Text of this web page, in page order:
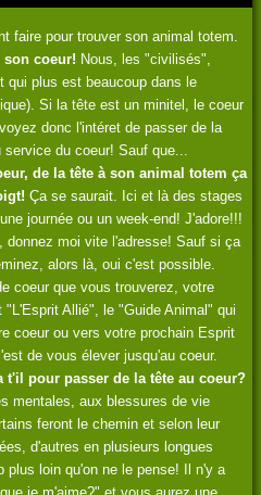
faire pour trouver son animal totem.
son coeur! Nous, les "civilisés",
qui plus est beaucoup dans le
Si la tête est un minitel, le coeur
donc l'intéret de passer de la
du coeur! Sauf que...
de la tête à son animal totem ça
Ça se saurait. Ici et là des stages
journée ou un week-end! J'adore!!!
donnez moi vite l'adresse! Sauf si ça
alors là, oui c'est possible.
coeur que vous trouverez, votre
Allié", le "Guide Animal" qui
coeur ou vers votre prochain Esprit
de vous élever jusqu'au coeur.
t'il pour passer de la tête au coeur?
mentales, aux blessures de vie
feront le chemin et selon leur
d'autres en plusieurs longues
plus loin qu'on ne le pense! Il n'y a